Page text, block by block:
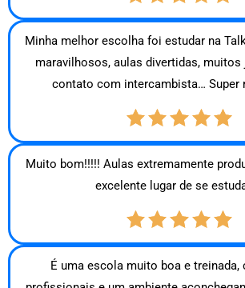
Minha melhor escolha foi estudar na
maravilhosos, aulas divertidas, muitos
contato com intercambista… Super
Muito bom!!!!! Aulas extremamente
excelente lugar de se
É uma escola muito boa e